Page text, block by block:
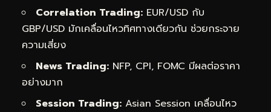
Correlation Trading: EUR/USD กับ
GBP/USD มักเคลื่อนไหวทิศทางเดียวกัน ช่วยกระจาย
ความเสี่ยง
News Trading: NFP, CPI, FOMC มีผลต่อราคา
อย่างมาก
Session Trading: Asian Session เคลื่อนไหว